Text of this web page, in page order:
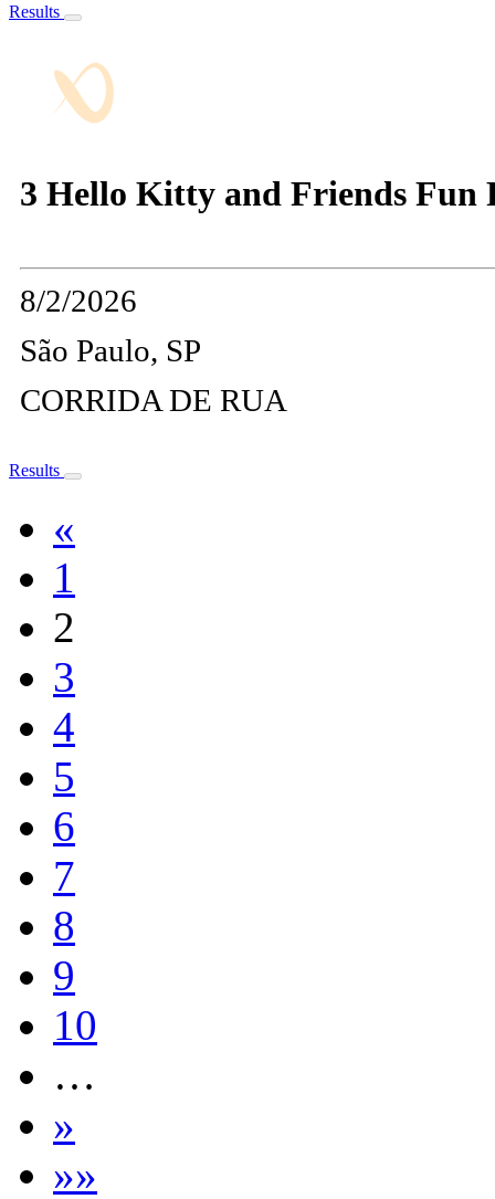
Results
3 Hello Kitty and Friends Fun
8/2/2026
São Paulo, SP
CORRIDA DE RUA
Results
«
1
2
3
4
5
6
7
8
9
10
…
»
»»